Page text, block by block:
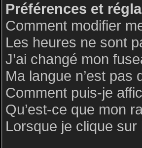
Préférences et
Comment modifier
Les heures ne sont
J’ai changé mon
Ma langue n’est pas
Comment puis-je
Qu’est-ce que mon
Lorsque je clique sur